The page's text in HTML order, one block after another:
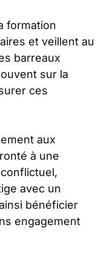
formation
et veillent au
barreaux
sur la
ces
aux
à une
avec un
bénéficier
engagement